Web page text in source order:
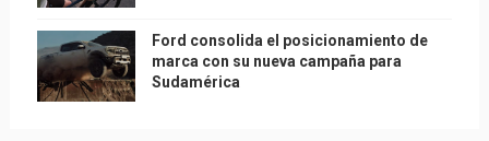
Ford consolida el posicionamiento de
marca con su nueva campaña para
Sudamérica